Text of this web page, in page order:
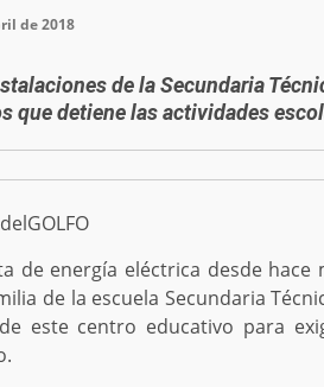
de 2018
de la Secundaria
que detiene las actividades
de energía eléctrica desde hace
de la escuela Secundaria
este centro educativo para